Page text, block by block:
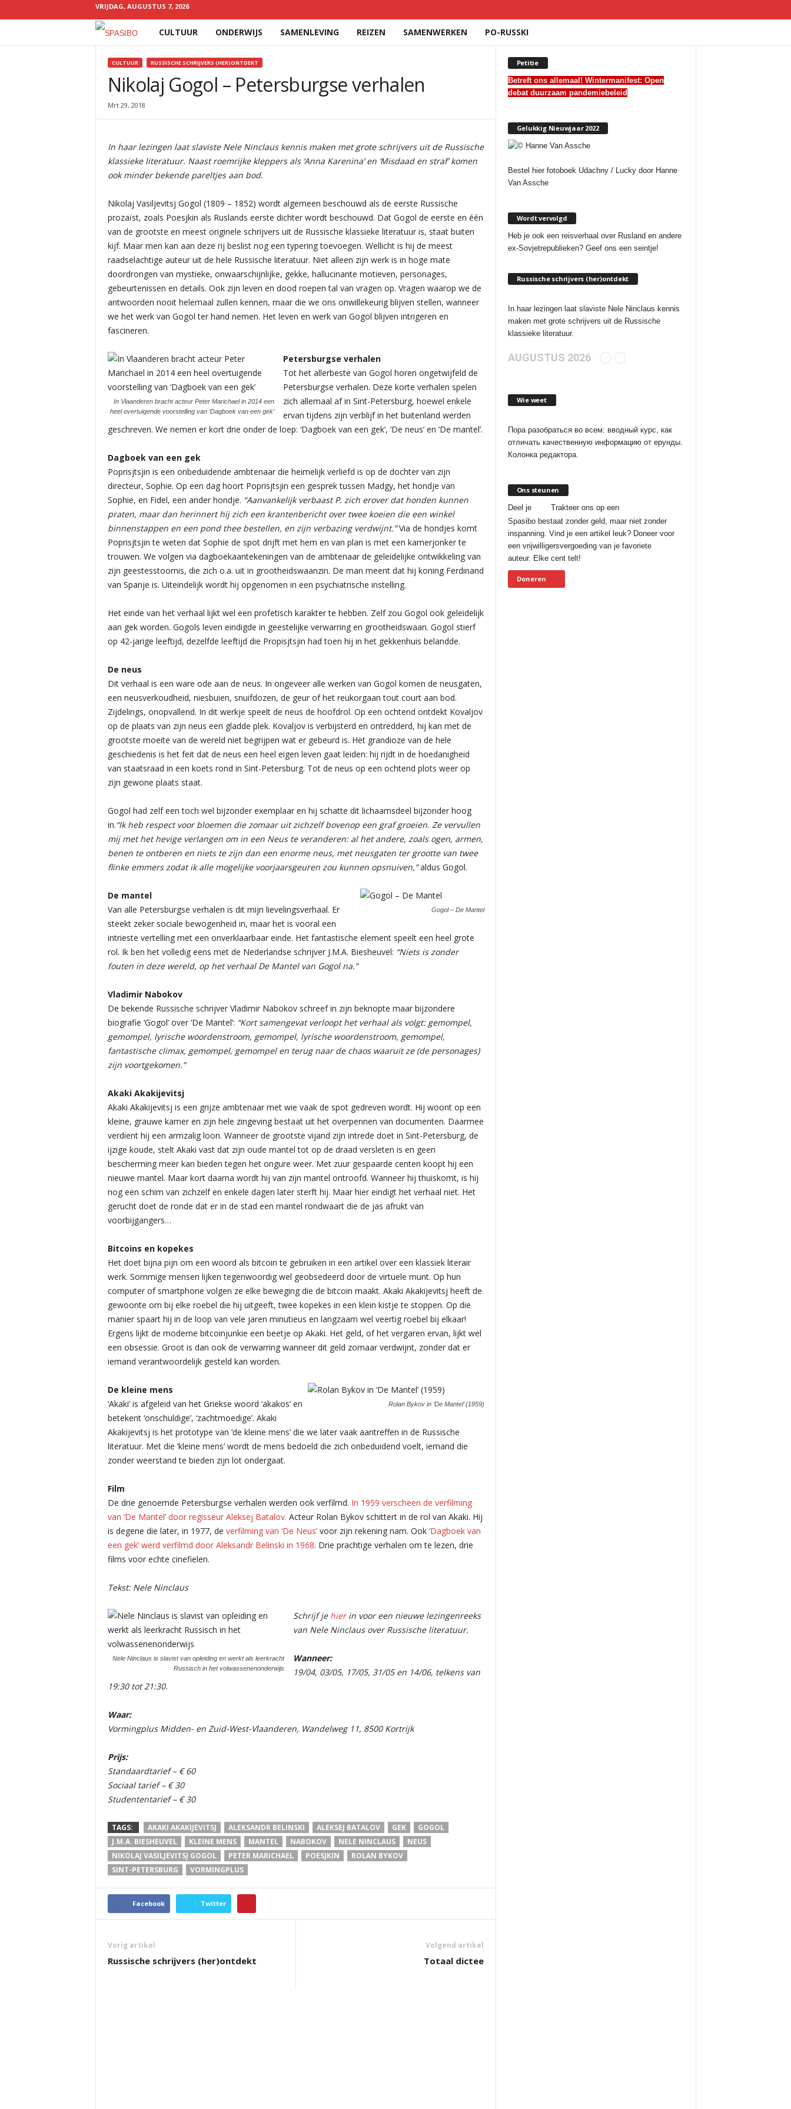
VRIJDAG, AUGUSTUS 7, 2026
Spasibo
CULTUUR ONDERWIJS SAMENLEVING REIZEN SAMENWERKEN PO-RUSSKI
YOU ARE HERE
CULTUUR RUSSISCHE SCHRIJVERS (HER)ONTDEKT
Nikolaj Gogol – Petersburgse verhalen
Mrt 29, 2018
In haar lezingen laat slaviste Nele Ninclaus kennis maken met grote schrijvers uit de Russische
klassieke literatuur. Naast roemrijke kleppers als ‘Anna Karenina’ en ‘Misdaad en straf’ komen
ook minder bekende pareltjes aan bod.
Nikolaj Vasiljevitsj Gogol (1809 – 1852) wordt algemeen beschouwd als de eerste Russische
prozaïst, zoals Poesjkin als Ruslands eerste dichter wordt beschouwd. Dat Gogol de eerste en één
van de grootste en meest originele schrijvers uit de Russische klassieke literatuur is, staat buiten
kijf. Maar men kan aan deze rij beslist nog een typering toevoegen. Wellicht is hij de meest
raadselachtige auteur uit de hele Russische literatuur. Niet alleen zijn werk is in hoge mate
doordrongen van mystieke, onwaarschijnlijke, gekke, hallucinante motieven, personages,
gebeurtenissen en details. Ook zijn leven en dood roepen tal van vragen op. Vragen waarop we de
antwoorden nooit helemaal zullen kennen, maar die we ons onwillekeurig blijven stellen, wanneer
we het werk van Gogol ter hand nemen. Het leven en werk van Gogol blijven intrigeren en
fascineren.
In Vlaanderen bracht acteur Peter Marichael in 2014 een
heel overtuigende voorstelling van ‘Dagboek van een gek’
Petersburgse verhalen
Tot het allerbeste van Gogol horen ongetwijfeld de
Petersburgse verhalen. Deze korte verhalen spelen
zich allemaal af in Sint-Petersburg, hoewel enkele
ervan tijdens zijn verblijf in het buitenland werden
geschreven. We nemen er kort drie onder de loep: ‘Dagboek van een gek’, ‘De neus’ en ‘De mantel’.
Dagboek van een gek
Poprisjtsjin is een onbeduidende ambtenaar die heimelijk verliefd is op de dochter van zijn
directeur, Sophie. Op een dag hoort Poprisjtsjin een gesprek tussen Madgy, het hondje van
Sophie, en Fidel, een ander hondje. “Aanvankelijk verbaast P. zich erover dat honden kunnen
praten, maar dan herinnert hij zich een krantenbericht over twee koeien die een winkel
binnenstappen en een pond thee bestellen, en zijn verbazing verdwijnt.”Via de hondjes komt
Poprisjtsjin te weten dat Sophie de spot drijft met hem en van plan is met een kamerjonker te
trouwen. We volgen via dagboekaantekeningen van de ambtenaar de geleidelijke ontwikkeling van
zijn geestesstoornis, die zich o.a. uit in grootheidswaanzin. De man meent dat hij koning Ferdinand
van Spanje is. Uiteindelijk wordt hij opgenomen in een psychiatrische instelling.
Het einde van het verhaal lijkt wel een profetisch karakter te hebben. Zelf zou Gogol ook geleidelijk
aan gek worden. Gogols leven eindigde in geestelijke verwarring en grootheidswaan. Gogol stierf
op 42-jarige leeftijd, dezelfde leeftijd die Propisjtsjin had toen hij in het gekkenhuis belandde.
De neus
Dit verhaal is een ware ode aan de neus. In ongeveer alle werken van Gogol komen de neusgaten,
een neusverkoudheid, niesbuien, snuifdozen, de geur of het reukorgaan tout court aan bod.
Zijdelings, onopvallend. In dit werkje speelt de neus de hoofdrol. Op een ochtend ontdekt Kovaljov
op de plaats van zijn neus een gladde plek. Kovaljov is verbijsterd en ontredderd, hij kan met de
grootste moeite van de wereld niet begrijpen wat er gebeurd is. Het grandioze van de hele
geschiedenis is het feit dat de neus een heel eigen leven gaat leiden: hij rijdt in de hoedanigheid
van staatsraad in een koets rond in Sint-Petersburg. Tot de neus op een ochtend plots weer op
zijn gewone plaats staat.
Gogol had zelf een toch wel bijzonder exemplaar en hij schatte dit lichaamsdeel bijzonder hoog
in.“Ik heb respect voor bloemen die zomaar uit zichzelf bovenop een graf groeien. Ze vervullen
mij met het hevige verlangen om in een Neus te veranderen: al het andere, zoals ogen, armen,
benen te ontberen en niets te zijn dan een enorme neus, met neusgaten ter grootte van twee
flinke emmers zodat ik alle mogelijke voorjaarsgeuren zou kunnen opsnuiven,”aldus Gogol.
Gogol – De Mantel
De mantel
Van alle Petersburgse verhalen is dit mijn lievelingsverhaal. Er
steekt zeker sociale bewogenheid in, maar het is vooral een
intrieste vertelling met een onverklaarbaar einde. Het fantastische element speelt een heel grote
rol. Ik ben het volledig eens met de Nederlandse schrijver J.M.A. Biesheuvel: “Niets is zonder
fouten in deze wereld, op het verhaal De Mantel van Gogol na.”
Vladimir Nabokov
De bekende Russische schrijver Vladimir Nabokov schreef in zijn beknopte maar bijzondere
biografie ‘Gogol’ over ‘De Mantel’: “Kort samengevat verloopt het verhaal als volgt: gemompel,
gemompel, lyrische woordenstroom, gemompel, lyrische woordenstroom, gemompel,
fantastische climax, gemompel, gemompel en terug naar de chaos waaruit ze (de personages)
zijn voortgekomen.”
Akaki Akakijevitsj
Akaki Akakijevitsj is een grijze ambtenaar met wie vaak de spot gedreven wordt. Hij woont op een
kleine, grauwe kamer en zijn hele zingeving bestaat uit het overpennen van documenten. Daarmee
verdient hij een armzalig loon. Wanneer de grootste vijand zijn intrede doet in Sint-Petersburg, de
ijzige koude, stelt Akaki vast dat zijn oude mantel tot op de draad versleten is en geen
bescherming meer kan bieden tegen het ongure weer. Met zuur gespaarde centen koopt hij een
nieuwe mantel. Maar kort daarna wordt hij van zijn mantel ontroofd. Wanneer hij thuiskomt, is hij
nog een schim van zichzelf en enkele dagen later sterft hij. Maar hier eindigt het verhaal niet. Het
gerucht doet de ronde dat er in de stad een mantel rondwaart die de jas afrukt van
voorbijgangers…
Bitcoins en kopekes
Het doet bijna pijn om een woord als bitcoin te gebruiken in een artikel over een klassiek literair
werk. Sommige mensen lijken tegenwoordig wel geobsedeerd door de virtuele munt. Op hun
computer of smartphone volgen ze elke beweging die de bitcoin maakt. Akaki Akakijevitsj heeft de
gewoonte om bij elke roebel die hij uitgeeft, twee kopekes in een klein kistje te stoppen. Op die
manier spaart hij in de loop van vele jaren minutieus en langzaam wel veertig roebel bij elkaar!
Ergens lijkt de moderne bitcoinjunkie een beetje op Akaki. Het geld, of het vergaren ervan, lijkt wel
een obsessie. Groot is dan ook de verwarring wanneer dit geld zomaar verdwijnt, zonder dat er
iemand verantwoordelijk gesteld kan worden.
Rolan Bykov in ‘De Mantel’ (1959)
De kleine mens
‘Akaki’ is afgeleid van het Griekse woord ‘akakos’ en
betekent ‘onschuldige’, ‘zachtmoedige’. Akaki
Akakijevitsj is het prototype van ‘de kleine mens’ die we later vaak aantreffen in de Russische
literatuur. Met die ‘kleine mens’ wordt de mens bedoeld die zich onbeduidend voelt, iemand die
zonder weerstand te bieden zijn lot ondergaat.
Film
De drie genoemde Petersburgse verhalen werden ook verfilmd. In 1959 verscheen de verfilming
van ‘De Mantel’ door regisseur Aleksej Batalov. Acteur Rolan Bykov schittert in de rol van Akaki. Hij
is degene die later, in 1977, de verfilming van ‘De Neus’ voor zijn rekening nam. Ook ‘Dagboek van
een gek’ werd verfilmd door Aleksandr Belinski in 1968. Drie prachtige verhalen om te lezen, drie
films voor echte cinefielen.
Tekst: Nele Ninclaus
Nele Ninclaus is slavist van opleiding en werkt als leerkracht
Russisch in het volwassenenonderwijs
Schrijf je hierin voor een nieuwe lezingenreeks
van Nele Ninclaus over Russische literatuur.
Wanneer:
19/04, 03/05, 17/05, 31/05 en 14/06, telkens van
19:30 tot 21:30.
Waar:
Vormingplus Midden- en Zuid-West-Vlaanderen, Wandelweg 11, 8500 Kortrijk
Prijs:
Standaardtarief – € 60
Sociaal tarief – € 30
Studententarief – € 30
TAGS: AKAKI AKAKIJEVITSJ ALEKSANDR BELINSKI ALEKSEJ BATALOV GEK
GOGOL
J.M.A. BIESHEUVEL
KLEINE MENS MANTEL NABOKOV NELE NINCLAUS
NEUS
NIKOLAJ VASILJEVITSJ GOGOL
PETER MARICHAEL POESJKIN
ROLAN BYKOV
SINT-PETERSBURG
VORMINGPLUS
Facebook Twitter
Vorig artikel
Russische schrijvers (her)ontdekt
Volgend artikel
Totaal dictee
Petitie
Betreft ons allemaal! Wintermanifest: Open
debat duurzaam pandemiebeleid
Gelukkig Nieuwjaar 2022
Bestel hier fotoboek Udachny / Lucky door Hanne
Van Assche
Wordt vervolgd
Heb je ook een reisverhaal over Rusland en andere
ex-Sovjetrepublieken? Geef ons een seintje!
Russische schrijvers (her)ontdekt
In haar lezingen laat slaviste Nele Ninclaus kennis
maken met grote schrijvers uit de Russische
klassieke literatuur.
AUGUSTUS 2026
Wie weet
Пора разобраться во всем: вводный курс, как
отличать качественную информацию от ерунды.
Колонка редактора.
Ons steunen
Deel je
Trakteer ons op een
Spasibo bestaat zonder geld, maar niet zonder
inspanning. Vind je een artikel leuk? Doneer voor
een vrijwilligersvergoeding van je favoriete
auteur. Elke cent telt!
Doneren